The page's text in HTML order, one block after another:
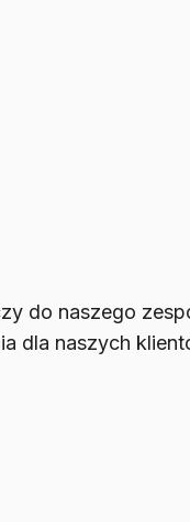
do naszego
dla naszych